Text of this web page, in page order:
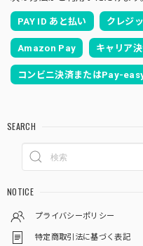
PAY ID あと払い クレジ
Amazon Pay キャリア
コンビニ決済またはPay-
SEARCH
NOTICE
プライバシーポリシー
特定商取引法に基づく表記